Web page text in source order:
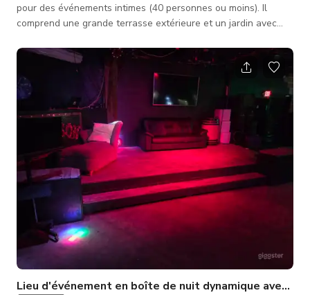
pour des événements intimes (40 personnes ou moins). Il
comprend une grande terrasse extérieure et un jardin avec
des séances photo et des productions cinématographiques.
Pour les réservations, veuillez nous contacter directement au
(904) 381-8686.
Lieu d'événement en boîte de nuit dynamique avec